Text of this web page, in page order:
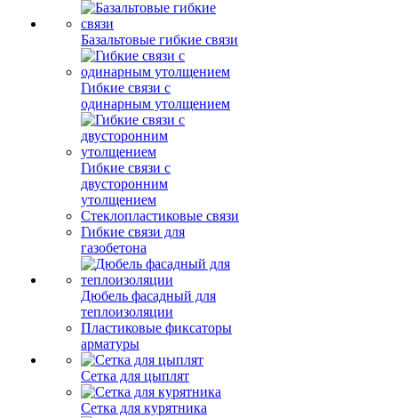
Базальтовые гибкие связи
Гибкие связи с
одинарным утолщением
Гибкие связи с
двусторонним
утолщением
Стеклопластиковые связи
Гибкие связи для
газобетона
Дюбель фасадный для
теплоизоляции
Пластиковые фиксаторы
арматуры
Сетка для цыплят
Сетка для курятника